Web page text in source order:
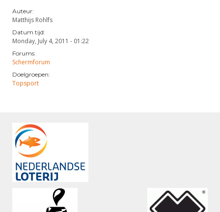
Auteur:
Matthijs Rohlfs
Datum tijd:
Monday, July 4, 2011 - 01:22
Forums:
Schermforum
Doelgroepen:
Topsport